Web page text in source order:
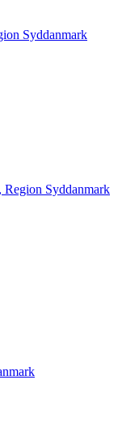
Syddanmark
Syddanmark